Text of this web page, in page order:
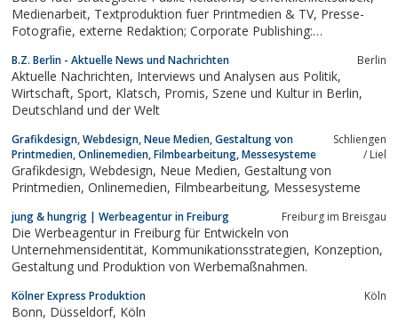
Medienarbeit, Textproduktion fuer Printmedien & TV, Presse-
Fotografie, externe Redaktion; Corporate Publishing:
Seminare, Medien-Workshops, Inhouse-Trainings
B.Z. Berlin - Aktuelle News und Nachrichten Berlin
Aktuelle Nachrichten, Interviews und Analysen aus Politik,
Wirtschaft, Sport, Klatsch, Promis, Szene und Kultur in Berlin,
Deutschland und der Welt
Grafikdesign, Webdesign, Neue Medien, Gestaltung von
Printmedien, Onlinemedien, Filmbearbeitung, Messesysteme
Schliengen
/ Liel
Grafikdesign, Webdesign, Neue Medien, Gestaltung von
Printmedien, Onlinemedien, Filmbearbeitung, Messesysteme
jung & hungrig | Werbeagentur in Freiburg Freiburg im Breisgau
Die Werbeagentur in Freiburg für Entwickeln von
Unternehmensidentität, Kommunikationsstrategien, Konzeption,
Gestaltung und Produktion von Werbemaßnahmen.
Kölner Express Produktion Köln
Bonn, Düsseldorf, Köln